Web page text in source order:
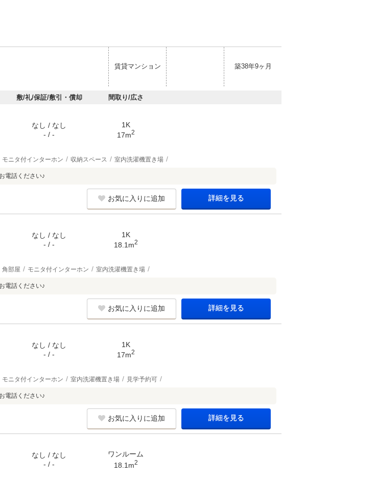
賃貸マンション 築38年9ヶ月
敷/礼/保証/敷引・償却 間取り/広さ
なし / なし
- / -
1K
17m2
モニタ付インターホン 収納スペース 室内洗濯機置き場
電話ください♪
お気に入りに追加 詳細を見る
なし / なし
- / -
1K
18.1m2
角部屋 モニタ付インターホン 室内洗濯機置き場
電話ください♪
お気に入りに追加 詳細を見る
なし / なし
- / -
1K
17m2
モニタ付インターホン 室内洗濯機置き場 見学予約可
電話ください♪
お気に入りに追加 詳細を見る
なし / なし
- / -
ワンルーム
18.1m2